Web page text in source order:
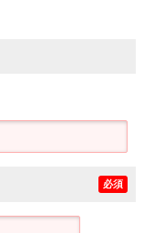
必須